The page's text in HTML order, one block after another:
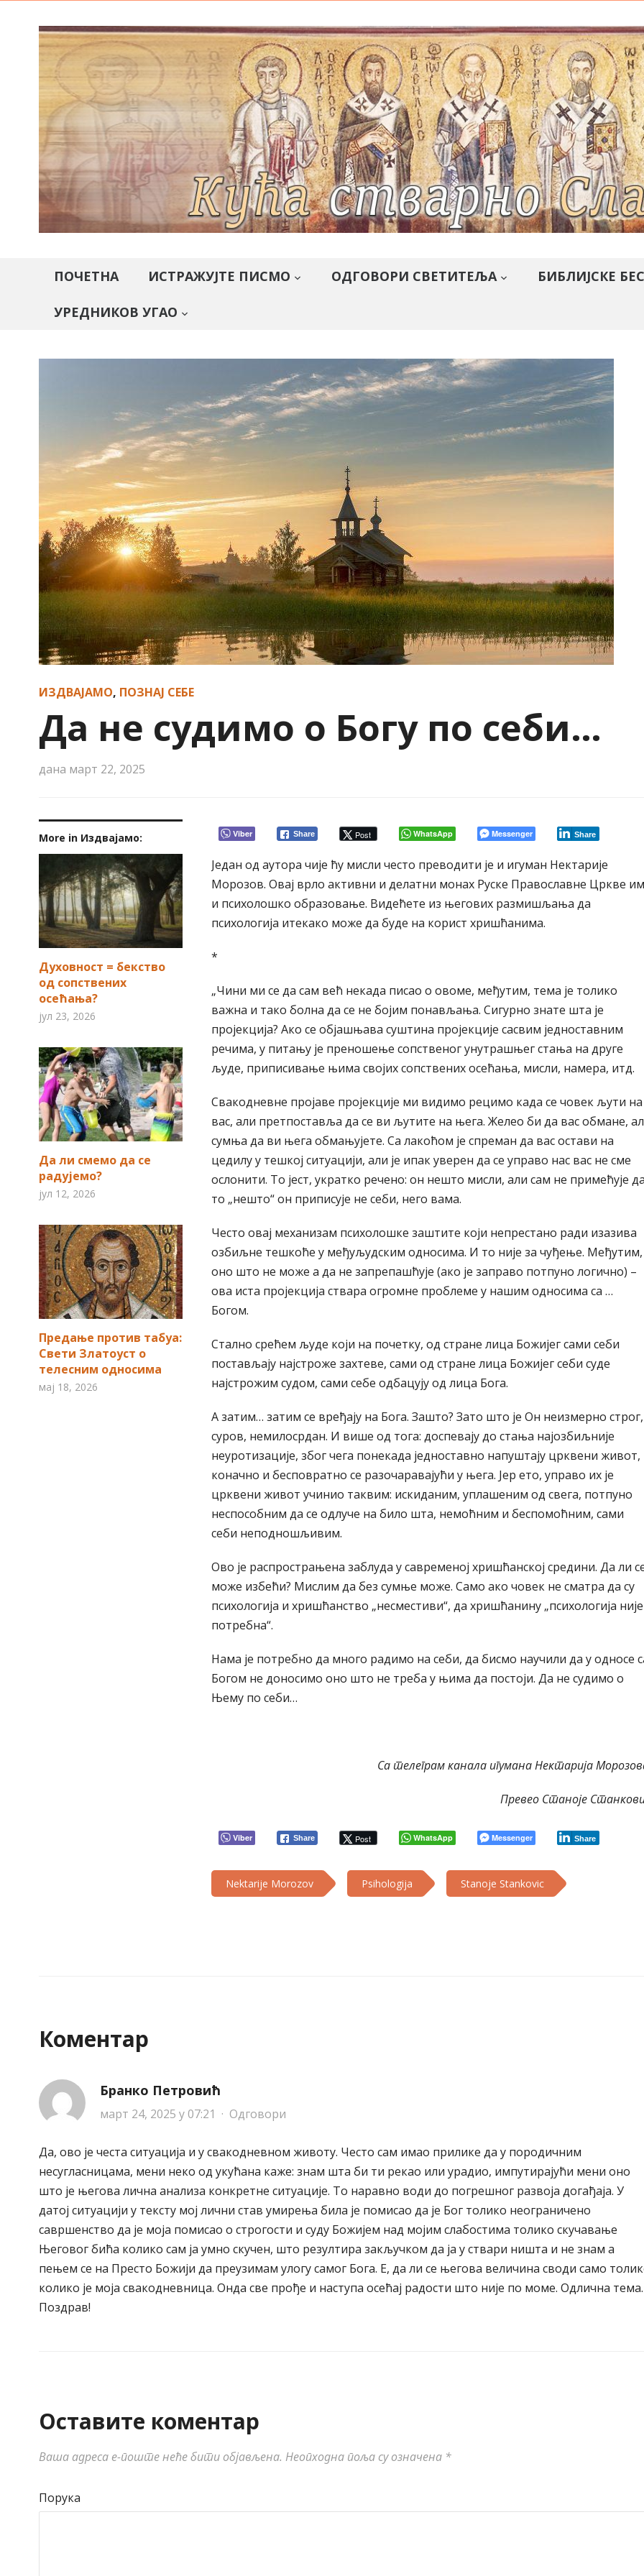
ПОЧЕТНА ИСТРАЖУЈТЕ ПИСМО ОДГОВОРИ СВЕТИТЕЉА БИБЛИЈСКЕ
УРЕДНИКОВ УГАО
ИЗДВАЈАМО, ПОЗНАЈ СЕБЕ
Да не судимо о Богу по себи…
дана март 22, 2025
More in Издвајамо:
Духовност = бекство
од сопствених
осећања?
јул 23, 2026
Да ли смемо да се
радујемо?
јул 12, 2026
Предање против табуа:
Свети Златоуст о
телесним односима
мај 18, 2026
Viber Share Post WhatsApp Messenger Share
Један од аутора чије ћу мисли често преводити је и игуман Нектарије
Морозов. Овај врло активни и делатни монах Руске Православне Цркве
и психолошко образовање. Видећете из његових размишљања да
психологија итекако може да буде на корист хришћанима.
*
„Чини ми се да сам већ некада писао о овоме, међутим, тема је толико
важна и тако болна да се не бојим понављања. Сигурно знате шта је
пројекција? Ако се објашњава суштина пројекције сасвим једноставним
речима, у питању је преношење сопственог унутрашњег стања на друге
људе, приписивање њима својих сопствених осећања, мисли, намера, итд.
Свакодневне пројаве пројекције ми видимо рецимо када се човек љути на
вас, али претпоставља да се ви љутите на њега. Желео би да вас обмане,
сумња да ви њега обмањујете. Са лакоћом је спреман да вас остави на
цедилу у тешкој ситуацији, али је ипак уверен да се управо нас вас не сме
ослонити. То јест, укратко речено: он нешто мисли, али сам не примећује
то „нешто“ он приписује не себи, него вама.
Често овај механизам психолошке заштите који непрестано ради изазива
озбиљне тешкоће у међуљудским односима. И то није за чуђење. Међутим,
оно што не може а да не запрепашћује (ако је заправо потпуно логично) –
ова иста пројекција ствара огромне проблеме у нашим односима са …
Богом.
Стално срећем људе који на почетку, од стране лица Божијег сами себи
постављају најстроже захтеве, сами од стране лица Божијег себи суде
најстрожим судом, сами себе одбацују од лица Бога.
А затим… затим се вређају на Бога. Зашто? Зато што је Он неизмерно строг,
суров, немилосрдан. И више од тога: доспевају до стања најозбиљније
неуротизације, због чега понекада једноставно напуштају црквени живот,
коначно и бесповратно се разочаравајући у њега. Јер ето, управо их је
црквени живот учинио таквим: искиданим, уплашеним од свега, потпуно
неспособним да се одлуче на било шта, немоћним и беспомоћним, сами
себи неподношљивим.
Ово је распрострањена заблуда у савременој хришћанској средини. Да ли
може избећи? Мислим да без сумње може. Само ако човек не сматра да су
психологија и хришћанство „несместиви“, да хришћанину „психологија није
потребна“.
Нама је потребно да много радимо на себи, да бисмо научили да у односе
Богом не доносимо оно што не треба у њима да постоји. Да не судимо о
Њему по себи…
Са телеграм канала игумана Нектарија
Превео Станоје
Viber Share Post WhatsApp Messenger Share
Nektarije Morozov Psihologija Stanoje Stankovic
Коментар
Бранко Петровић
март 24, 2025 у 07:21 · Одговори
Да, ово је честа ситуација и у свакодневном животу. Често сам имао прилике да у породичним
несугласницама, мени неко од укућана каже: знам шта би ти рекао или урадио, импутирајући мени оно
што је његова лична анализа конкретне ситуације. То наравно води до погрешног развоја догађаја. У
датој ситуацији у тексту мој лични став умирења била је помисао да је Бог толико неограничено
савршенство да је моја помисао о строгости и суду Божијем над мојим слабостима толико скучавање
Његовог бића колико сам ја умно скучен, што резултира закључком да ја у ствари ништа и не знам а
пењем се на Престо Божији да преузимам улогу самог Бога. Е, да ли се његова величина своди само
колико је моја свакодневница. Онда све прође и наступа осећај радости што није по моме. Одлична тема.
Поздрав!
Оставите коментар
Ваша адреса е-поште неће бити објављена. Неопходна поља су означена *
Порука